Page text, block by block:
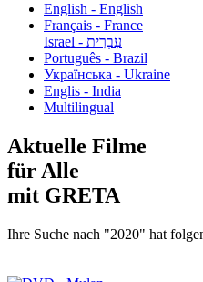
English - English
Français - France
עִבְרִית - Israel
Português - Brazil
Українська - Ukraine
Englis - India
Multilingual
Aktuelle Filme
für Alle
mit GRETA
Ihre Suche nach "2020" hat